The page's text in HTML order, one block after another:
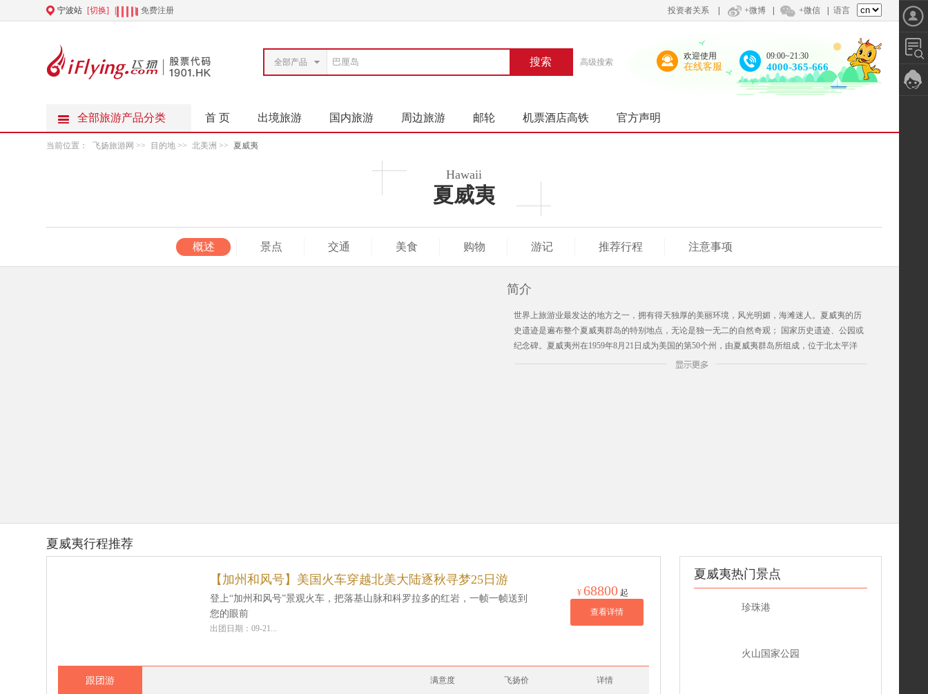
宁波站 [切换] 免费注册 投资者关系 +微博 +微信 语言
全部产品 搜索 高级搜索
欢迎使用
在线客服
09:00~21:30
4000-365-666
全部旅游产品分类 首 页 出境旅游 国内旅游 周边旅游 邮轮 机票酒店高铁 官方声明
当前位置： 飞扬旅游网 >> 目的地 >> 北美洲 >> 夏威夷
Hawaii
夏威夷
概述 景点 交通 美食 购物 游记 推荐行程 注意事项
简介
世界上旅游业最发达的地方之一，拥有得天独厚的美丽环境，风光明媚，海滩迷人。夏威夷的历
史遗迹是遍布整个夏威夷群岛的特别地点，无论是独一无二的自然奇观； 国家历史遗迹、公园或
纪念碑。夏威夷州在1959年8月21日成为美国的第50个州，由夏威夷群岛所组成，位于北太平洋
中，距离美国本土3,700公里，总面积16,633平方公里，属于太平洋沿岸地区。首府为檀香山。在
夏威夷行程推荐
【加州和风号】美国火车穿越北美大陆逐秋寻梦25日游
登上“加州和风号”景观火车，把落基山脉和科罗拉多的红岩，一帧一帧送到
您的眼前
出团日期：09-21...
¥ 68800 起
查看详情
跟团游 满意度 飞扬价 详情
夏威夷热门景点
珍珠港
火山国家公园